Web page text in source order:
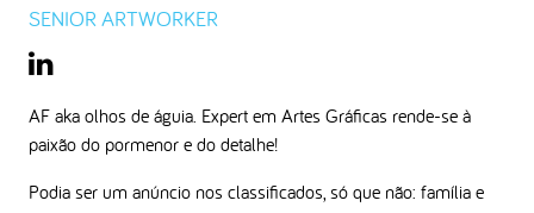
SENIOR ARTWORKER
AF aka olhos de águia. Expert em Artes Gráficas rende-se à
paixão do pormenor e do detalhe!
Podia ser um anúncio nos classificados, só que não: família e